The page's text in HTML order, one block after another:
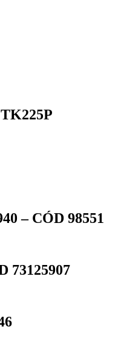
– CÓD 98551
73125907